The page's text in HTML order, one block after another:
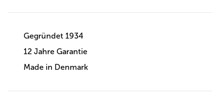
Gegründet 1934
12 Jahre Garantie
Made in Denmark